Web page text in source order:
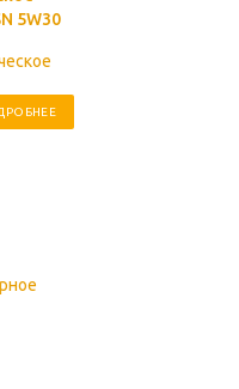
5W30